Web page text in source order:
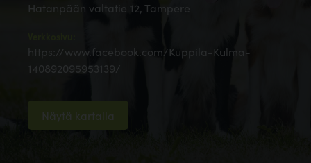
Hatanpään valtatie 12, Tampere
https://www.facebook.com/Kuppila-Kulma-
140892095953139/
Näytä kartalla